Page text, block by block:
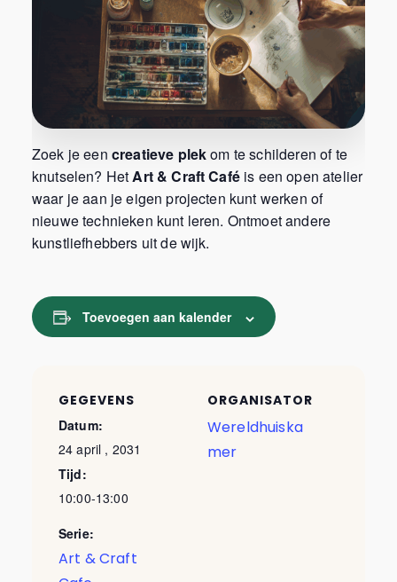
Zoek je een creatieve plekom te schilderen of te
knutselen? HetArt & Craft Caféis een open atelier
waar je aan je eigen projecten kunt werken of
nieuwe technieken kunt leren. Ontmoet andere
kunstliefhebbers uit de wijk.
Toevoegen aan kalender
GEGEVENS
Datum:
24 april , 2031
Tijd:
10:00-13:00
Serie:
Art & Craft
ORGANISATOR
Wereldhuiska
mer